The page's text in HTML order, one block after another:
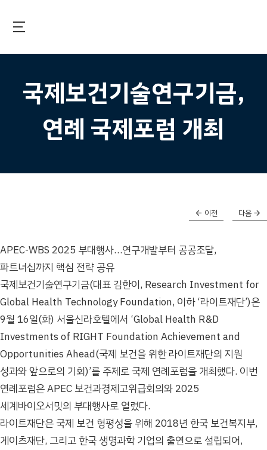
국제보건기술연구기금
국제보건기술연구기금,
연례 국제포럼 개최
이전 다음
APEC-WBS 2025 부대행사…연구개발부터 공공조달,
파트너십까지 핵심 전략 공유
국제보건기술연구기금(대표 김한이, Research Investment for
Global Health Technology Foundation, 이하 ‘라이트재단’)은
9월 16일(화) 서울신라호텔에서 ‘Global Health R&D
Investments of RIGHT Foundation Achievement and
Opportunities Ahead(국제 보건을 위한 라이트재단의 지원
성과와 앞으로의 기회)’를 주제로 국제 연례포럼을 개최했다. 이번
연례포럼은 APEC 보건과경제고위급회의와 2025
세계바이오서밋의 부대행사로 열렸다.
라이트재단은 국제 보건 형평성을 위해 2018년 한국 보건복지부,
게이츠재단, 그리고 한국 생명과학 기업의 출연으로 설립되어,